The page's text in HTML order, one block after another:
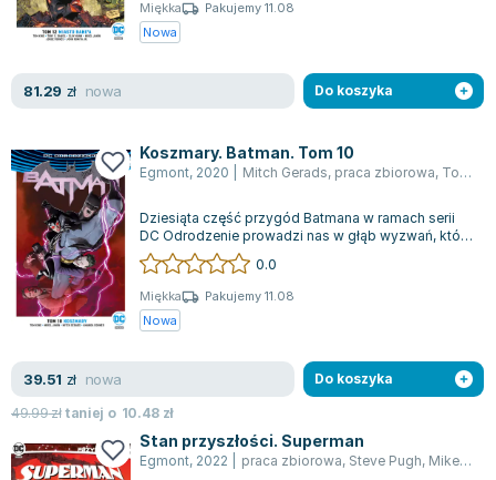
Książki o naukach politycznych dla studentów
Książki do nauk społecznych dla studentów
Prawo - książki dla studentów
Technologia żywności - książki
Zarządzanie i marketing - książki
Nauka języków obcych - książki
Podręczniki dla nauczycieli - metodyka
Repetytoria, testy i materiały pomocnicze
Bolesław Prus
Wanda Chotomska
Clive Staples Lewis
Martyna Wojciechowska
Melissa De la Cruz
Blanka Lipińska
Jaś Kapela
Agatha Christie
Witold Gadowski
Marcin Kowalczyk
Piotr Zychowicz
Joanna Jabłczyńska
Piotr Kościelny
Miękka
Pakujemy 11.08
Nowa
81.29 zł nowa Do koszyka
Koszmary. Batman. Tom 10
Egmont, 2020 Mitch Gerads, praca zbiorowa, Tom King
Dziesiąta część przygód Batmana w ramach serii
DC Odrodzenie prowadzi nas w głąb wyzwań, które
stają się dla Mrocznego Rycerza nie...
0.0
Miękka
Pakujemy 11.08
Nowa
39.51 zł nowa
49.99złtaniej o 10.48 zł
Do koszyka
Stan przyszłości. Superman
Egmont, 2022 praca zbiorowa, Steve Pugh, Mikel Janin